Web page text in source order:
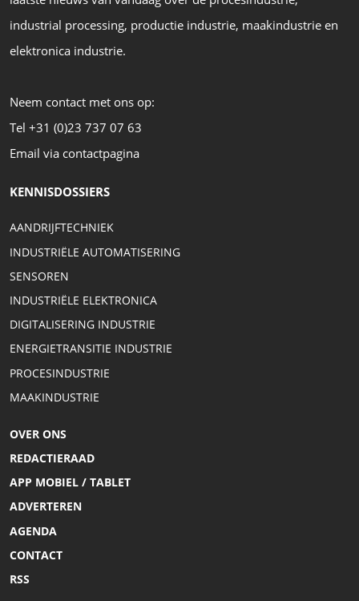
industrial processing, productie industrie, maakindustrie en
elektronica industrie.
Neem contact met ons op:
Tel +31 (0)23 737 07 63
Email via contactpagina
KENNISDOSSIERS
AANDRIJFTECHNIEK
INDUSTRIËLE AUTOMATISERING
SENSOREN
INDUSTRIËLE ELEKTRONICA
DIGITALISERING INDUSTRIE
ENERGIETRANSITIE INDUSTRIE
PROCESINDUSTRIE
MAAKINDUSTRIE
OVER ONS
REDACTIERAAD
APP MOBIEL / TABLET
ADVERTEREN
AGENDA
CONTACT
RSS